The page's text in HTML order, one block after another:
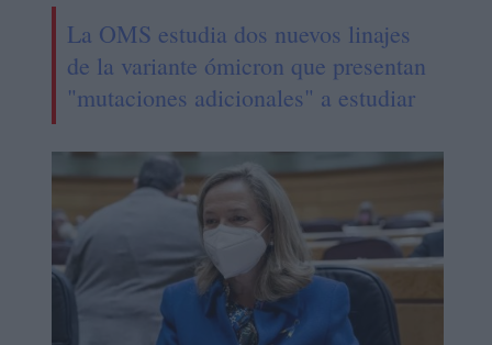
La OMS estudia dos nuevos linajes
de la variante ómicron que presentan
"mutaciones adicionales" a estudiar